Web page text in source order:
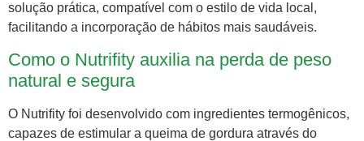
solução prática, compatível com o estilo de vida local,
facilitando a incorporação de hábitos mais saudáveis.
Como o Nutrifity auxilia na perda de peso
natural e segura
O Nutrifity foi desenvolvido com ingredientes termogênicos,
capazes de estimular a queima de gordura através do